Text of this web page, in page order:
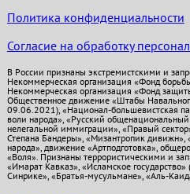
Политика конфиденциальности
Согласие на обработку
В России признаны экстремистскими и
Некоммерческая организация «Фонд
Некоммерческая организация «Фонд
Общественное движение «Штабы
09.06.2021), «Национал-большевистская
воли народа», «Русский
нелегальной иммиграции», «Правый
Степана Бандеры», «Мизантропик дивижн»,
народа», движение «Артподготовка»,
«Воля». Признаны террористическими и
«Имарат Кавказ», «Исламское
Синрике», «Братья-мусульмане», «Аль-